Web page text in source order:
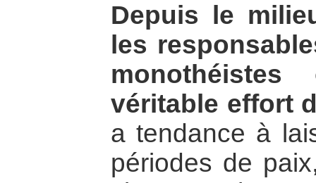
Depuis le
les
véritable effort
a tendance à
périodes de